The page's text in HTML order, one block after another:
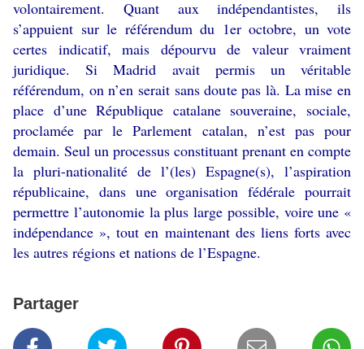
volontairement. Quant aux indépendantistes, ils
s’appuient sur le référendum du 1er octobre, un vote
certes indicatif, mais dépourvu de valeur vraiment
juridique. Si Madrid avait permis un véritable
référendum, on n’en serait sans doute pas là. La mise en
place d’une République catalane souveraine, sociale,
proclamée par le Parlement catalan, n’est pas pour
demain. Seul un processus constituant prenant en compte
la pluri-nationalité de l’(les) Espagne(s), l’aspiration
républicaine, dans une organisation fédérale pourrait
permettre l’autonomie la plus large possible, voire une «
indépendance », tout en maintenant des liens forts avec
les autres régions et nations de l’Espagne.
Partager